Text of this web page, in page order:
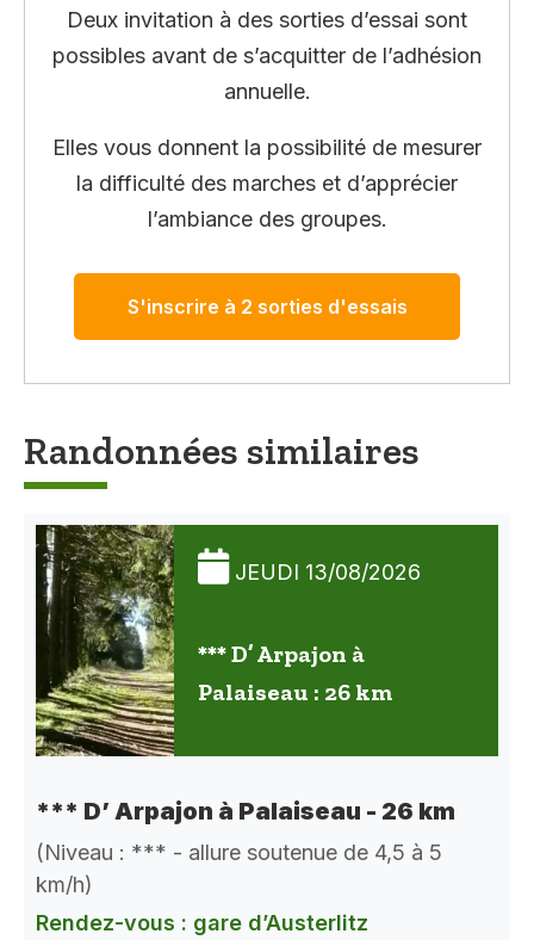
Deux invitation à des sorties d’essai sont
possibles avant de s’acquitter de l’adhésion
annuelle.
Elles vous donnent la possibilité de mesurer
la difficulté des marches et d’apprécier
l’ambiance des groupes.
S'inscrire à 2 sorties d'essais
Randonnées similaires
JEUDI 13/08/2026
*** D’ Arpajon à
Palaiseau : 26 km
*** D’ Arpajon à Palaiseau - 26 km
(Niveau : *** - allure soutenue de 4,5 à 5
km/h)
Rendez-vous : gare d’Austerlitz